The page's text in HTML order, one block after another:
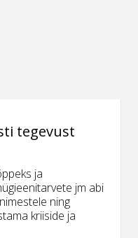
tegevust
ja
jm abi
ning
kriiside ja